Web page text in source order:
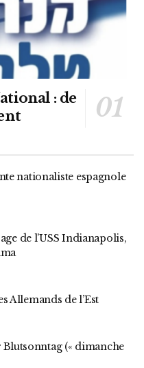
: de
nationaliste espagnole
de l’USS Indianapolis,
Allemands de l’Est
Blutsonntag (« dimanche